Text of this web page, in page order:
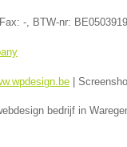
-, BTW-nr:
bedrijf in